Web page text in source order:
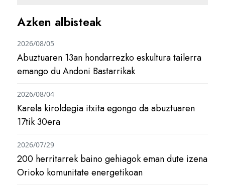
Azken albisteak
Abuztuaren 13an hondarrezko eskultura tailerra
emango du Andoni Bastarrikak
2026/08/05
Karela kiroldegia itxita egongo da abuztuaren
17tik 30era
2026/08/04
200 herritarrek baino gehiagok eman dute izena
Orioko komunitate energetikoan
2026/07/29